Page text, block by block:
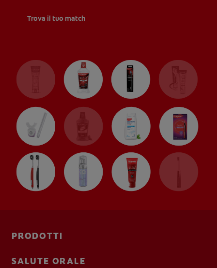
PER I PROFESSIONISTI
PROMOZIONI
IT (IT)
ISCRIVITI
Trova il tuo match
PRODOTTI
SALUTE ORALE